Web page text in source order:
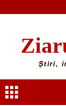
Știri,